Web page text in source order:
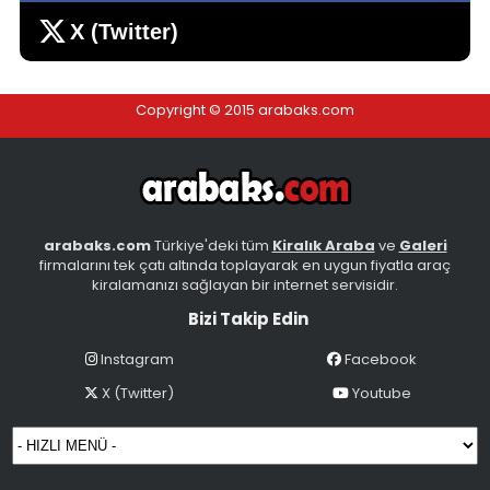
İstanbul - Avrupa, Eyüp
Kiralama bedeli 1470 TL
İstanbul - Avrupa, Bahçelievler
Peugeot 301
X (Twitter)
Copyright © 2015 arabaks.com
arabaks.comTürkiye'deki tüm Kiralık Araba ve Galeri
firmalarını tek çatı altında toplayarak en uygun fiyatla araç
kiralamanızı sağlayan bir internet servisidir.
Bizi Takip Edin
Instagram
Facebook
X (Twitter)
Youtube